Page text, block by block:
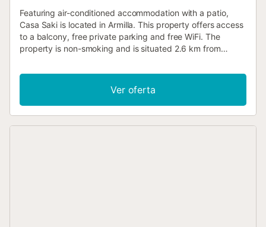
Featuring air-conditioned accommodation with a patio,
Casa Saki is located in Armilla. This property offers access
to a balcony, free private parking and free WiFi. The
property is non-smoking and is situated 2.6 km from
Ver oferta